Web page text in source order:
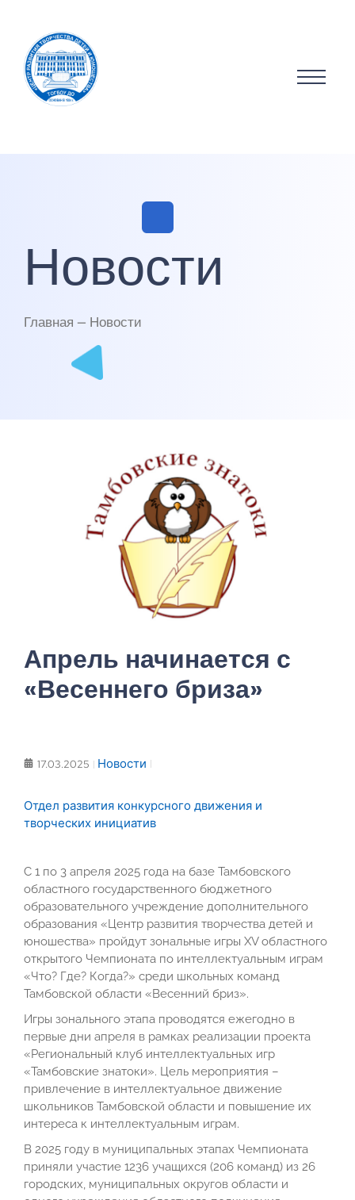
Новости
Главная — Новости
Апрель начинается с
«Весеннего бриза»
17.03.2025 Новости
Отдел развития конкурсного движения и
творческих инициатив
С 1 по 3 апреля 2025 года на базе Тамбовского
областного государственного бюджетного
образовательного учреждение дополнительного
образования «Центр развития творчества детей и
юношества» пройдут зональные игры XV областного
открытого Чемпионата по интеллектуальным играм
«Что? Где? Когда?» среди школьных команд
Тамбовской области «Весенний бриз».
Игры зонального этапа проводятся ежегодно в
первые дни апреля в рамках реализации проекта
«Региональный клуб интеллектуальных игр
«Тамбовские знатоки». Цель мероприятия –
привлечение в интеллектуальное движение
школьников Тамбовской области и повышение их
интереса к интеллектуальным играм.
В 2025 году в муниципальных этапах Чемпионата
приняли участие 1236 учащихся (206 команд) из 26
городских, муниципальных округов области и